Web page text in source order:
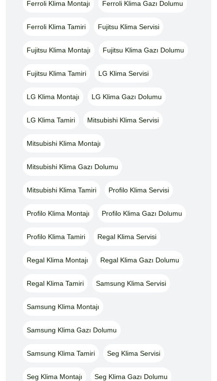
Ferroli Klima Montajı Ferroli Klima Gazı Dolumu
Ferroli Klima Tamiri Fujitsu Klima Servisi
Fujitsu Klima Montajı Fujitsu Klima Gazı Dolumu
Fujitsu Klima Tamiri LG Klima Servisi
LG Klima Montajı LG Klima Gazı Dolumu
LG Klima Tamiri Mitsubishi Klima Servisi
Mitsubishi Klima Montajı
Mitsubishi Klima Gazı Dolumu
Mitsubishi Klima Tamiri Profilo Klima Servisi
Profilo Klima Montajı Profilo Klima Gazı Dolumu
Profilo Klima Tamiri Regal Klima Servisi
Regal Klima Montajı Regal Klima Gazı Dolumu
Regal Klima Tamiri Samsung Klima Servisi
Samsung Klima Montajı
Samsung Klima Gazı Dolumu
Samsung Klima Tamiri Seg Klima Servisi
Seg Klima Montajı Seg Klima Gazı Dolumu